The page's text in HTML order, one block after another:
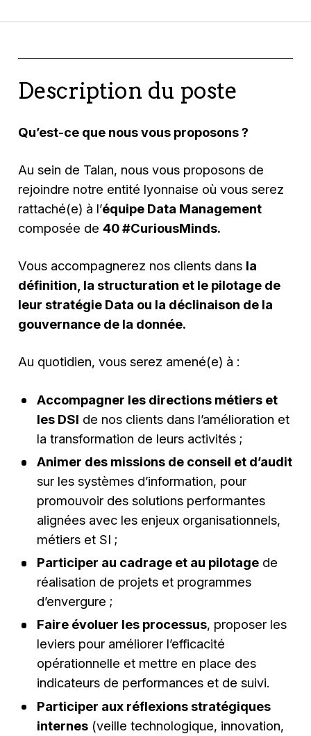
Description du poste
Qu’est-ce que nous vous proposons ?
Au sein de Talan, nous vous proposons de
rejoindre notre entité lyonnaise où vous serez
rattaché(e) à l’équipe Data Management
composée de40 #CuriousMinds.
Vous accompagnerez nos clients dans la
définition, la structuration et le pilotage de
leur stratégie Data ou la déclinaison de la
gouvernance de la donnée.
Au quotidien, vous serez amené(e) à :
Accompagner les directions métiers et
les DSI de nos clients dans l’amélioration et
la transformation de leurs activités ;
Animer des missions de conseil et d’audit
sur les systèmes d’information, pour
promouvoir des solutions performantes
alignées avec les enjeux organisationnels,
métiers et SI ;
Participer au cadrage et au pilotagede
réalisation de projets et programmes
d’envergure ;
Faire évoluer les processus, proposer les
leviers pour améliorer l’efficacité
opérationnelle et mettre en place des
indicateurs de performances et de suivi.
Participer aux réflexions stratégiques
internes(veille technologique, innovation,